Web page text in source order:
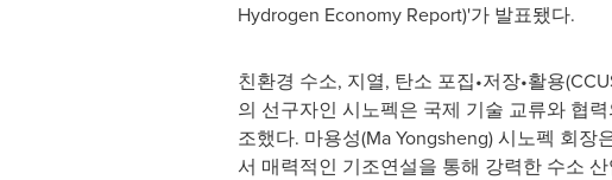
Hydrogen Economy Report)'가 발표됐다.
친환경 수소, 지열, 탄소 포집•저장•활용
의 선구자인 시노펙은 국제 기술 교류와 협
조했다. 마용성(Ma Yongsheng) 시노펙 회장
서 매력적인 기조연설을 통해 강력한 수소